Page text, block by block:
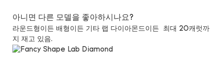
아니면 다른 모델을 좋아하시나요?
라운드형이든 배형이든 기타 랩 다이아몬드이든 최대 20캐럿까
지 재고 있음.